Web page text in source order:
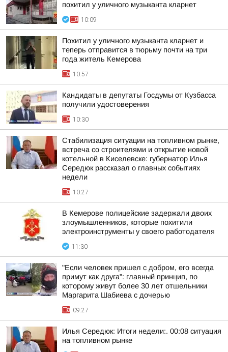
похитил у уличного музыканта кларнет
10:09
Похитил у уличного музыканта кларнет и
теперь отправится в тюрьму почти на три
года житель Кемерова
10:57
Кандидаты в депутаты Госдумы от Кузбасса
получили удостоверения
10:30
Стабилизация ситуации на топливном рынке,
встреча со строителями и открытие новой
котельной в Киселевске: губернатор Илья
Середюк рассказал о главных событиях
недели
10:27
В Кемерове полицейские задержали двоих
злоумышленников, которые похитили
электроинструменты у своего работодателя
11:30
"Если человек пришел с добром, его всегда
примут как друга": главный принцип, по
которому живут более 30 лет отшельники
Маргарита Шабиева с дочерью
09:27
Илья Середюк: Итоги недели:. 00:08 ситуация
на топливном рынке